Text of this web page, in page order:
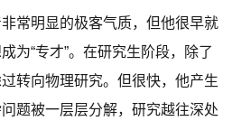
常明显的极客气质，但他很早就
为“专才”。在研究生阶段，除了
转向物理研究。但很快，他产生
题被一层层分解，研究越往深处